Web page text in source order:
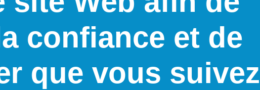
confiance et de
que vous suivez